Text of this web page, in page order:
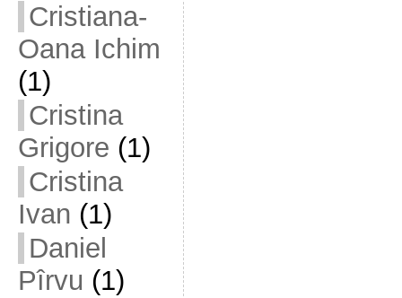
Cristiana-
Oana Ichim
(1)
Cristina
Grigore (1)
Cristina
Ivan (1)
Daniel
Pîrvu (1)